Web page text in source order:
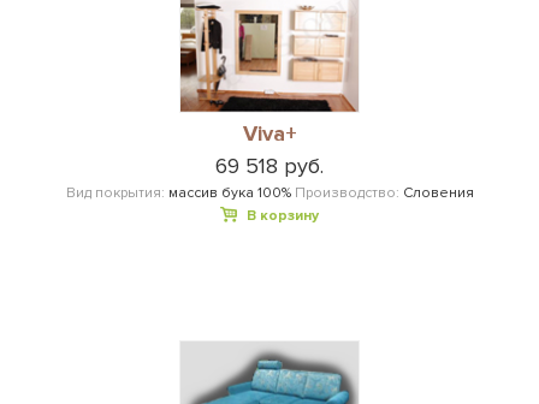
Viva+
69 518 руб.
Вид покрытия: массив бука 100%Производство: Словения
В корзину